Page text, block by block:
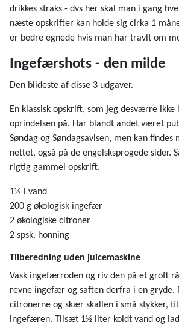
drikkes straks - dvs her skal man i gang
næste opskrifter kan holde sig cirka 1
er bedre egnede hvis man har travlt om
Ingefærshots - den milde
Den blideste af disse 3 udgaver.
En klassisk opskrift, som jeg desværre ikke
oprindelsen på. Har blandt andet været
Søndag og Søndagsavisen, men kan findes
nettet, også på de engelsksprogede sider.
rigtig gammel opskrift.
1½ l vand
200 g økologisk ingefær
2 økologiske citroner
2 spsk. honning
Tilberedning uden juicemaskine
Vask ingefærroden og riv den på et groft
revne ingefær og saften derfra i en gryde.
citronerne og skær skallen i små stykker,
ingefæren. Tilsæt 1½ liter koldt vand og